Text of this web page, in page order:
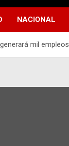
NACIONAL
mil empleos